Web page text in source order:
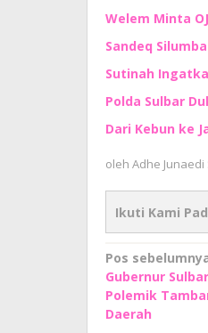
Welem Minta
Sandeq
Sutinah
Polda Sulbar
Dari Kebun ke
oleh Adhe
Ikuti Kami
Navigasi
pos
Pos
Gubernur
Polemik
Daerah